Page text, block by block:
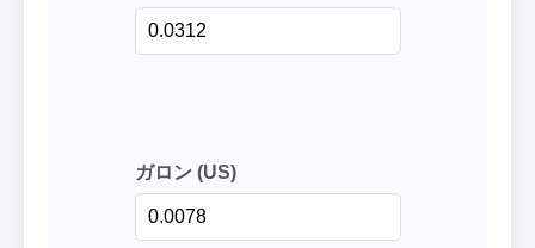
ガロン (US)